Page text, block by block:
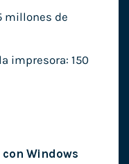
millones de
impresora: 150
Windows